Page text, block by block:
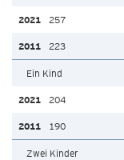
257
223
Ein Kind
204
190
Zwei Kinder